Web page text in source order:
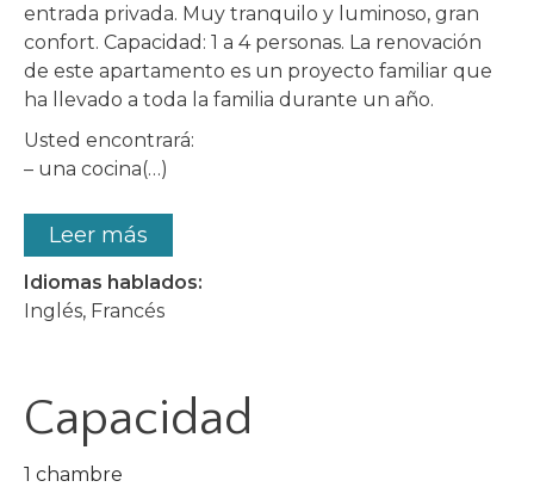
entrada privada. Muy tranquilo y luminoso, gran
confort. Capacidad: 1 a 4 personas. La renovación
de este apartamento es un proyecto familiar que
ha llevado a toda la familia durante un año.
Usted encontrará:
– una cocina(…)
Leer más
Idiomas hablados:
Inglés, Francés
Capacidad
1 chambre